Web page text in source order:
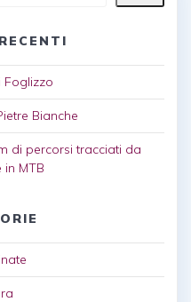
Foglizzo
Bianche
di percorsi tracciati da
in MTB